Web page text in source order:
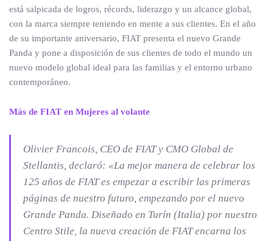
está salpicada de logros, récords, liderazgo y un alcance global,
con la marca siempre teniendo en mente a sus clientes. En el año
de su importante aniversario, FIAT presenta el nuevo Grande
Panda y pone a disposición de sus clientes de todo el mundo un
nuevo modelo global ideal para las familias y el entorno urbano
contemporáneo.
Más de FIAT en Mujeres al volante
Olivier Francois, CEO de FIAT y CMO Global de
Stellantis, declaró: «La mejor manera de celebrar los
125 años de FIAT es empezar a escribir las primeras
páginas de nuestro futuro, empezando por el nuevo
Grande Panda. Diseñado en Turín (Italia) por nuestro
Centro Stile, la nueva creación de FIAT encarna los